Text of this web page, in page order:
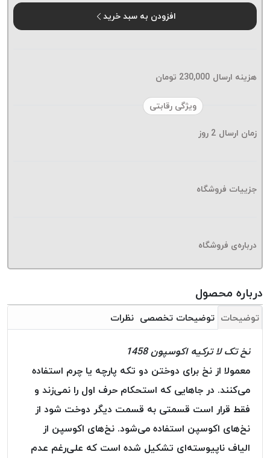
موم پی
بدون
موم
زتا
KORD
بدون
OMEGA
بافت
بدون
موم
کُرد
نخ
توری
پلیسه
نخ
توری
پلیسه
افزودن به سبد خرید
ویژگی رقابتی
هزینه ارسال 230,000 تومان
زمان ارسال 2 روز
جزییات فروشگاه
درباره‌ی فروشگاه
درباره محصول
توضیحات توضیحات تخصصی نظرات
نخ تک لا ترکیه اکوسپون 1458
معمولا از نخ برای دوختن دو تکه پارچه یا چرم استفاده
می‌کنند. در جاهایی که استحکام حرف اول را نمی‌زند و
فقط قرار است قسمتی به قسمت دیگر دوخت شود از
نخ‌های اکوسپن استفاده می‌شود. نخ‌های اکوسپن از
الیاف ناپیوسته‌ای تشکیل شده است که علی‌رغم عدم